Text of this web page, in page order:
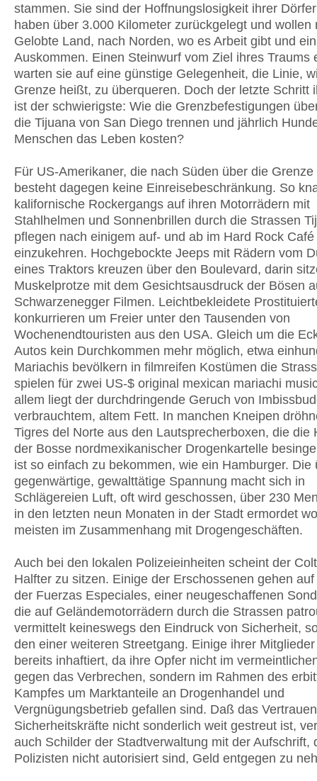
stammen. Sie sind der Hoffnungslosigkeit ihrer
haben über 3.000 Kilometer zurückgelegt und wollen
Gelobte Land, nach Norden, wo es Arbeit gibt und
Auskommen. Einen Steinwurf vom Ziel ihres Traums
warten sie auf eine günstige Gelegenheit, die Linie,
Grenze heißt, zu überqueren. Doch der letzte Schritt
ist der schwierigste: Wie die Grenzbefestigungen
die Tijuana von San Diego trennen und jährlich
Menschen das Leben kosten?
Für US-Amerikaner, die nach Süden über die Grenze
besteht dagegen keine Einreisebeschränkung. So
kalifornische Rockergangs auf ihren Motorrädern mit
Stahlhelmen und Sonnenbrillen durch die Strassen
pflegen nach einigem auf- und ab im Hard Rock Café
einzukehren. Hochgebockte Jeeps mit Rädern vom
eines Traktors kreuzen über den Boulevard, darin
Muskelprotze mit dem Gesichtsausdruck der Bösen
Schwarzenegger Filmen. Leichtbekleidete
konkurrieren um Freier unter den Tausenden von
Wochenendtouristen aus den USA. Gleich um die
Autos kein Durchkommen mehr möglich, etwa
Mariachis bevölkern in filmreifen Kostümen die
spielen für zwei US-$ original mexican mariachi
allem liegt der durchdringende Geruch von
verbrauchtem, altem Fett. In manchen Kneipen
Tigres del Norte aus den Lautsprecherboxen, die die
der Bosse nordmexikanischer Drogenkartelle
ist so einfach zu bekommen, wie ein Hamburger. Die
gegenwärtige, gewalttätige Spannung macht sich in
Schlägereien Luft, oft wird geschossen, über 230
in den letzten neun Monaten in der Stadt ermordet
meisten im Zusammenhang mit Drogengeschäften.
Auch bei den lokalen Polizeieinheiten scheint der
Halfter zu sitzen. Einige der Erschossenen gehen
der Fuerzas Especiales, einer neugeschaffenen
die auf Geländemotorrädern durch die Strassen
vermittelt keineswegs den Eindruck von Sicherheit,
den einer weiteren Streetgang. Einige ihrer
bereits inhaftiert, da ihre Opfer nicht im
gegen das Verbrechen, sondern im Rahmen des
Kampfes um Marktanteile an Drogenhandel und
Vergnügungsbetrieb gefallen sind. Daß das
Sicherheitskräfte nicht sonderlich weit gestreut ist,
auch Schilder der Stadtverwaltung mit der Aufschrift,
Polizisten nicht autorisiert sind, Geld entgegen zu